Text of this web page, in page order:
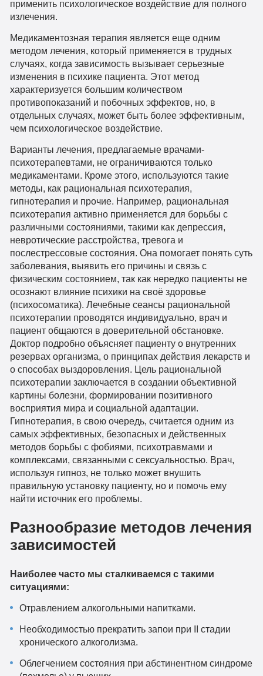
применить психологическое воздействие для полного
излечения.
Медикаментозная терапия является еще одним
методом лечения, который применяется в трудных
случаях, когда зависимость вызывает серьезные
изменения в психике пациента. Этот метод
характеризуется большим количеством
противопоказаний и побочных эффектов, но, в
отдельных случаях, может быть более эффективным,
чем психологическое воздействие.
Варианты лечения, предлагаемые врачами-
психотерапевтами, не ограничиваются только
медикаментами. Кроме этого, используются такие
методы, как рациональная психотерапия,
гипнотерапия и прочие. Например, рациональная
психотерапия активно применяется для борьбы с
различными состояниями, такими как депрессия,
невротические расстройства, тревога и
послестрессовые состояния. Она помогает понять суть
заболевания, выявить его причины и связь с
физическим состоянием, так как нередко пациенты не
осознают влияние психики на своё здоровье
(психосоматика). Лечебные сеансы рациональной
психотерапии проводятся индивидуально, врач и
пациент общаются в доверительной обстановке.
Доктор подробно объясняет пациенту о внутренних
резервах организма, о принципах действия лекарств и
о способах выздоровления. Цель рациональной
психотерапии заключается в создании объективной
картины болезни, формировании позитивного
восприятия мира и социальной адаптации.
Гипнотерапия, в свою очередь, считается одним из
самых эффективных, безопасных и действенных
методов борьбы с фобиями, психотравмами и
комплексами, связанными с сексуальностью. Врач,
используя гипноз, не только может внушить
правильную установку пациенту, но и помочь ему
найти источник его проблемы.
Разнообразие методов лечения
зависимостей
Наиболее часто мы сталкиваемся с такими
ситуациями:
Отравлением алкогольными напитками.
Необходимостью прекратить запои при II стадии
хронического алкоголизма.
Облегчением состояния при абстинентном синдроме